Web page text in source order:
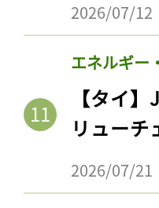
2026/07/12
エネルギー
【タイ
リューチ
2026/07/21